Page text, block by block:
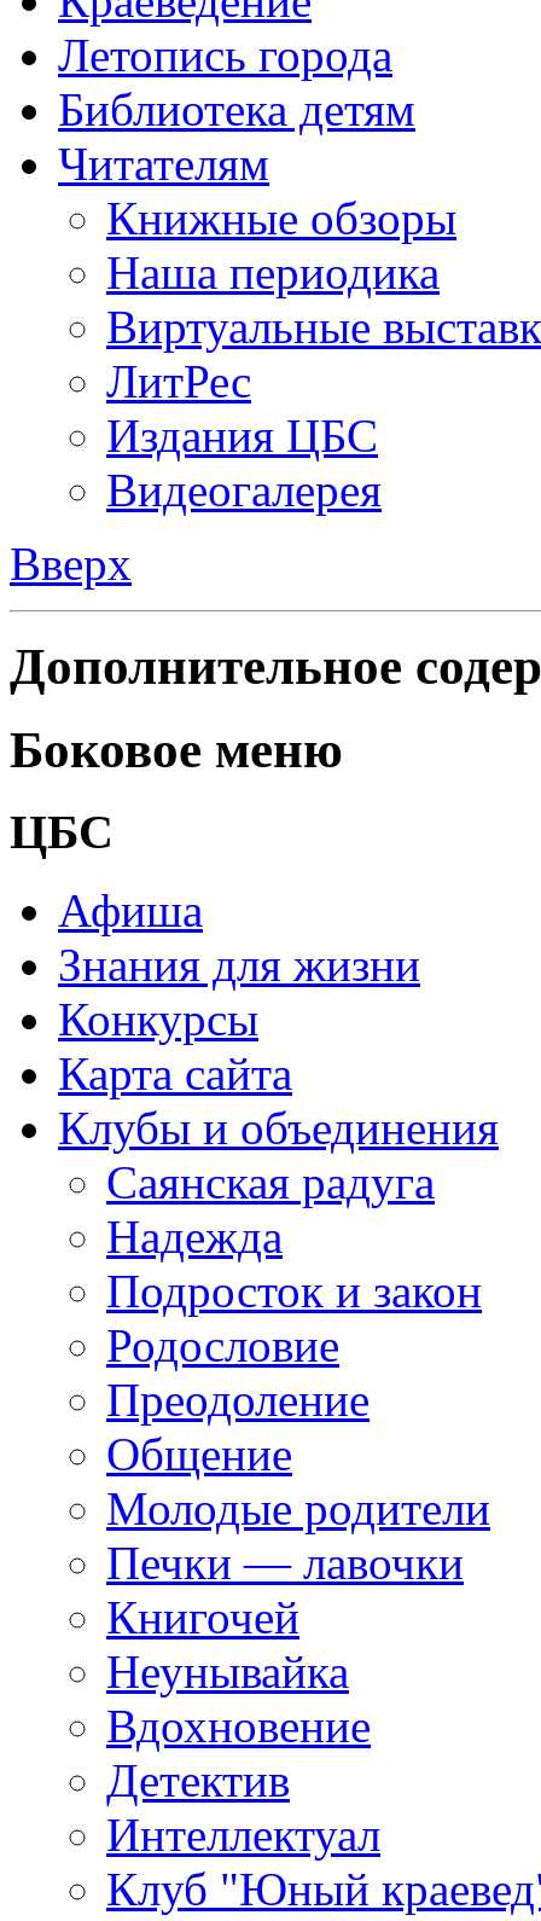
Летопись города
Библиотека детям
Читателям
Книжные обзоры
Наша периодика
Виртуальные
ЛитРес
Издания ЦБС
Видеогалерея
Вверх
Дополнительное
Боковое меню
ЦБС
Афиша
Знания для жизни
Конкурсы
Карта сайта
Клубы и объединения
Саянская радуга
Надежда
Подросток и закон
Родословие
Преодоление
Общение
Молодые родители
Печки — лавочки
Книгочей
Неунывайка
Вдохновение
Детектив
Интеллектуал
Клуб "Юный